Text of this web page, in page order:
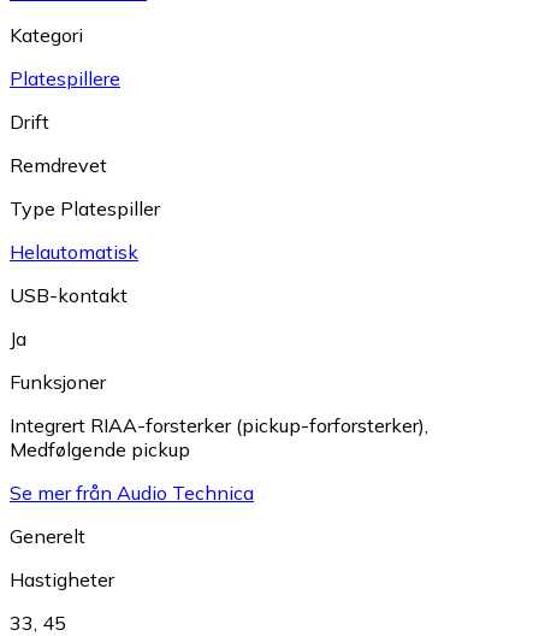
Kategori
Platespillere
Drift
Remdrevet
Type Platespiller
Helautomatisk
USB-kontakt
Ja
Funksjoner
Integrert RIAA-forsterker (pickup-forforsterker)
Medfølgende pickup
Se mer från Audio Technica
Generelt
Hastigheter
33 45